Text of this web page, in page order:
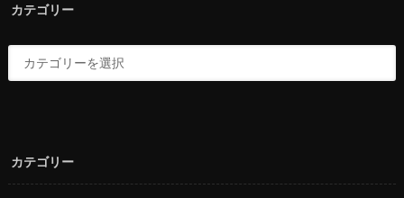
カテゴリー
カテゴリー